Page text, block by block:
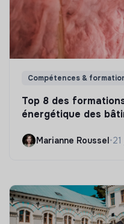
Compétences &
Top 8 des
énergétique des
Marianne Roussel•